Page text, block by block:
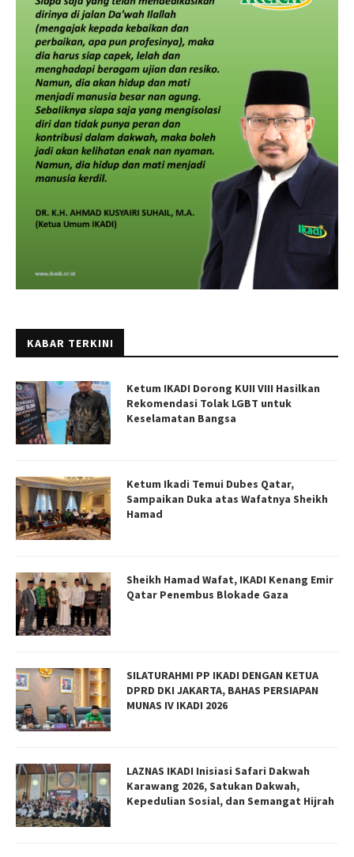
KABAR TERKINI
Ketum IKADI Dorong KUII VIII Hasilkan
Rekomendasi Tolak LGBT untuk
Keselamatan Bangsa
Ketum Ikadi Temui Dubes Qatar,
Sampaikan Duka atas Wafatnya Sheikh
Hamad
Sheikh Hamad Wafat, IKADI Kenang Emir
Qatar Penembus Blokade Gaza
SILATURAHMI PP IKADI DENGAN KETUA
DPRD DKI JAKARTA, BAHAS PERSIAPAN
MUNAS IV IKADI 2026
LAZNAS IKADI Inisiasi Safari Dakwah
Karawang 2026, Satukan Dakwah,
Kepedulian Sosial, dan Semangat Hijrah